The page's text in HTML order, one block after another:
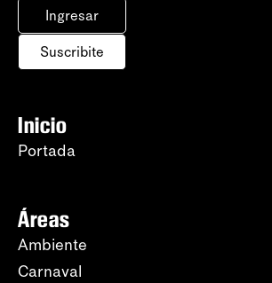
Ingresar
Suscribite
Inicio
Portada
Áreas
Ambiente
Carnaval